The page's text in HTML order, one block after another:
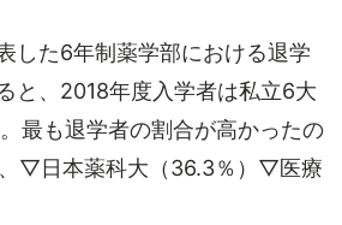
した6年制薬学部における退学
と、2018年度入学者は私立6大
最も退学者の割合が高かったの
▽日本薬科大（36.3％）▽医療